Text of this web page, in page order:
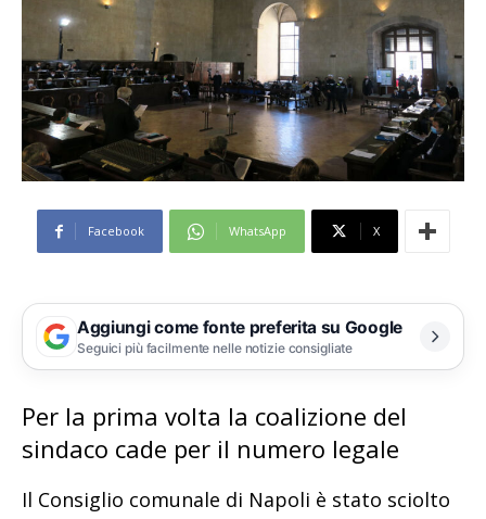
Facebook WhatsApp X
Aggiungi come fonte preferita su Google
Seguici più facilmente nelle notizie consigliate
Per la prima volta la coalizione del
sindaco cade per il numero legale
Il Consiglio comunale di Napoli è stato sciolto